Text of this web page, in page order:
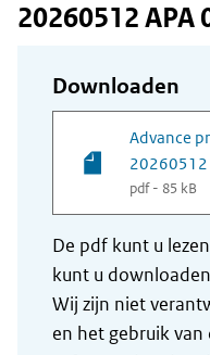
20260512 APA
Downloaden
Advance
20260512
pdf - 85 kB
De pdf kunt u
kunt u
Wij zijn niet
en het gebruik van